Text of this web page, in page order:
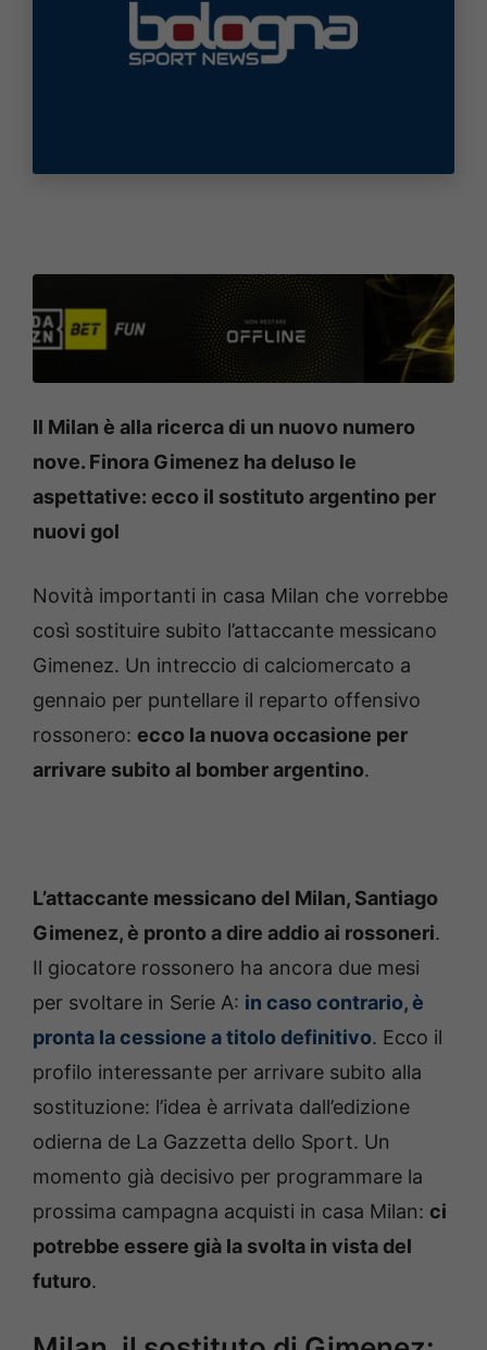
Il Milan è alla ricerca di un nuovo numero
nove. Finora Gimenez ha deluso le
aspettative: ecco il sostituto argentino per
nuovi gol
Novità importanti in casa Milan che vorrebbe
così sostituire subito l’attaccante messicano
Gimenez. Un intreccio di calciomercato a
gennaio per puntellare il reparto offensivo
rossonero: ecco la nuova occasione per
arrivare subito al bomber argentino.
L’attaccante messicano del Milan, Santiago
Gimenez, è pronto a dire addio ai rossoneri.
Il giocatore rossonero ha ancora due mesi
per svoltare in Serie A: in caso contrario, è
pronta la cessione a titolo definitivo. Ecco il
profilo interessante per arrivare subito alla
sostituzione: l’idea è arrivata dall’edizione
odierna de La Gazzetta dello Sport. Un
momento già decisivo per programmare la
prossima campagna acquisti in casa Milan: ci
potrebbe essere già la svolta in vista del
futuro.